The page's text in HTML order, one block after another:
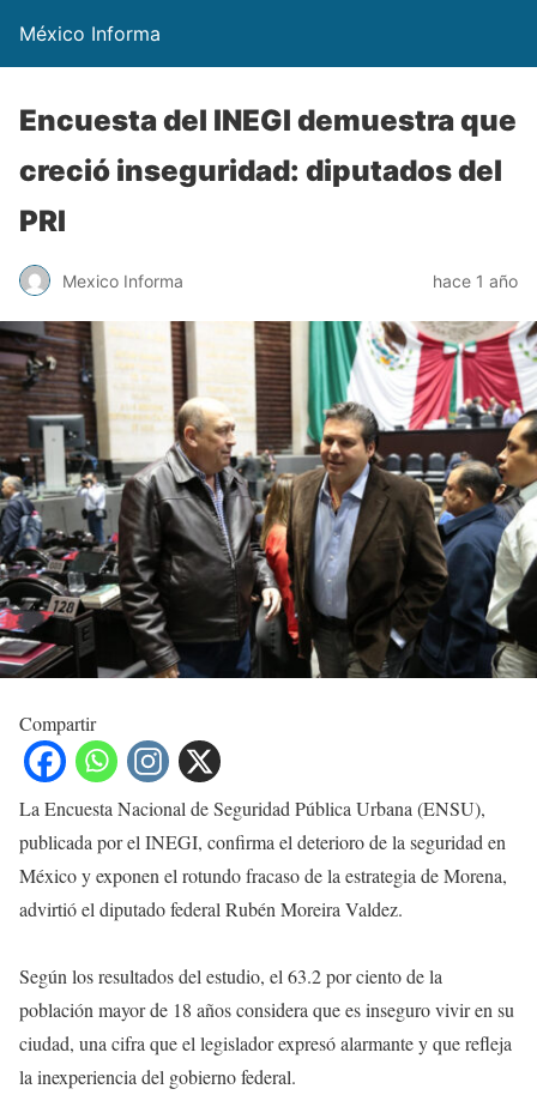
México Informa
Encuesta del INEGI demuestra que
creció inseguridad: diputados del
PRI
Mexico Informa hace 1 año
Compartir
La Encuesta Nacional de Seguridad Pública Urbana (ENSU),
publicada por el INEGI, confirma el deterioro de la seguridad en
México y exponen el rotundo fracaso de la estrategia de Morena,
advirtió el diputado federal Rubén Moreira Valdez.
Según los resultados del estudio, el 63.2 por ciento de la
población mayor de 18 años considera que es inseguro vivir en su
ciudad, una cifra que el legislador expresó alarmante y que refleja
la inexperiencia del gobierno federal.